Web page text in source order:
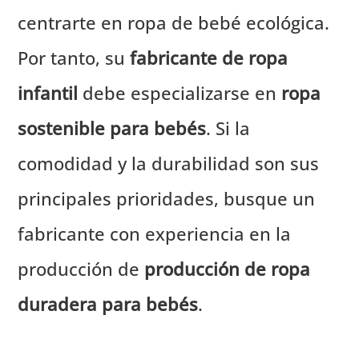
centrarte en ropa de bebé ecológica.
Por tanto, sufabricante de ropa
infantil debe especializarse en ropa
sostenible para bebés. Si la
comodidad y la durabilidad son sus
principales prioridades, busque un
fabricante con experiencia en la
producción de producción de ropa
duradera para bebés.